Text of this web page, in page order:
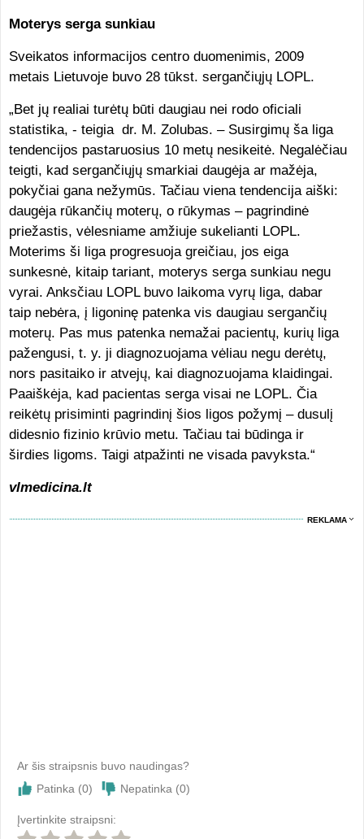
Moterys serga sunkiau
Sveikatos informacijos centro duomenimis, 2009
metais Lietuvoje buvo 28 tūkst. sergančiųjų LOPL.
„Bet jų realiai turėtų būti daugiau nei rodo oficiali
statistika, - teigia dr. M. Zolubas. – Susirgimų ša liga
tendencijos pastaruosius 10 metų nesikeitė. Negalėčiau
teigti, kad sergančiųjų smarkiai daugėja ar mažėja,
pokyčiai gana nežymūs. Tačiau viena tendencija aiški:
daugėja rūkančių moterų, o rūkymas – pagrindinė
priežastis, vėlesniame amžiuje sukelianti LOPL.
Moterims ši liga progresuoja greičiau, jos eiga
sunkesnė, kitaip tariant, moterys serga sunkiau negu
vyrai. Anksčiau LOPL buvo laikoma vyrų liga, dabar
taip nebėra, į ligoninę patenka vis daugiau sergančių
moterų. Pas mus patenka nemažai pacientų, kurių liga
pažengusi, t. y. ji diagnozuojama vėliau negu derėtų,
nors pasitaiko ir atvejų, kai diagnozuojama klaidingai.
Paaiškėja, kad pacientas serga visai ne LOPL. Čia
reikėtų prisiminti pagrindinį šios ligos požymį – dusulį
didesnio fizinio krūvio metu. Tačiau tai būdinga ir
širdies ligoms. Taigi atpažinti ne visada pavyksta.“
vlmedicina.lt
REKLAMA
Ar šis straipsnis buvo naudingas?
Patinka (0) Nepatinka (0)
Įvertinkite straipsni: